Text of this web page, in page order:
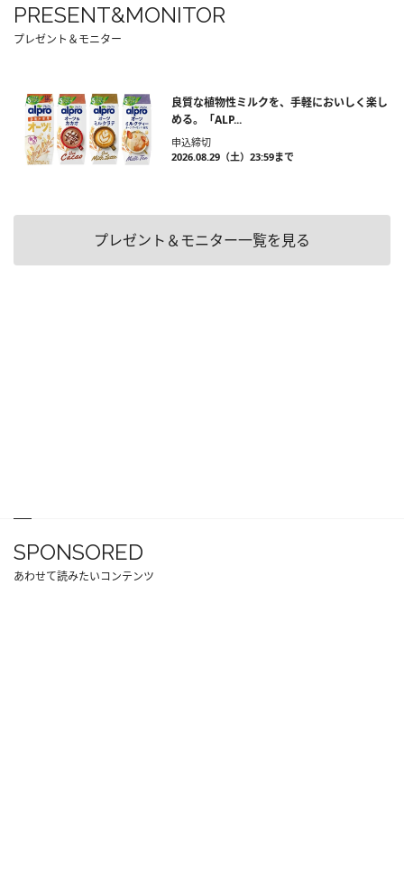
PRESENT&MONITOR
プレゼント＆モニター
良質な植物性ミルクを、手軽においしく楽し
める。「ALP...
申込締切
2026.08.29（土）23:59まで
プレゼント＆モニター一覧を見る
SPONSORED
あわせて読みたいコンテンツ